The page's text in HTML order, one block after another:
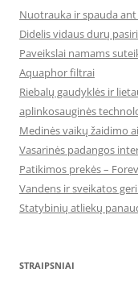
Nuotrauka ir spauda
Didelis vidaus durų
Paveikslai namams
Aquaphor filtrai
Riebalų gaudyklės ir
aplinkosauginės
Medinės vaikų žaidimo
Vasarinės padangos
Patikimos prekės –
Vandens ir sveikatos
Statybinių atliekų
STRAIPSNIAI